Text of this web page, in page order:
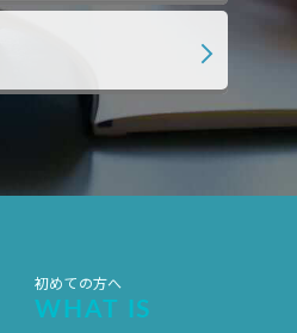
月 2018年2月
月
月 2017年8月
2017年5月
初めての方へ
WHAT IS